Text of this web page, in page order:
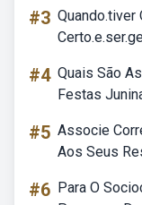
#3 Quando.tiver
#4 Quais São
Festas
#5 Associe
Aos Seus
#6 Para O